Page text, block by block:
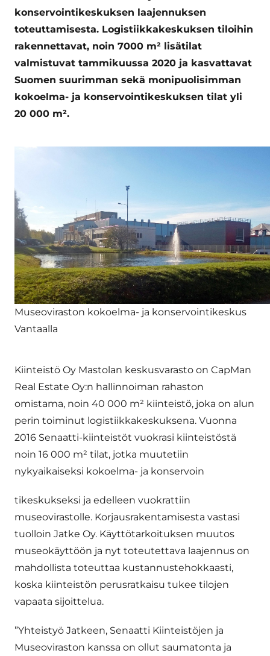
konservointikeskuksen laajennuksen
toteuttamisesta. Logistiikkakeskuksen tiloihin
rakennettavat, noin 7000 m² lisätilat
valmistuvat tammikuussa 2020 ja kasvattavat
Suomen suurimman sekä monipuolisimman
kokoelma- ja konservointikeskuksen tilat yli
20 000 m².
Museoviraston kokoelma- ja konservointikeskus
Vantaalla
Kiinteistö Oy Mastolan keskusvarasto on CapMan
Real Estate Oy:n hallinnoiman rahaston
omistama, noin 40 000 m² kiinteistö, joka on alun
perin toiminut logistiikkakeskuksena. Vuonna
2016 Senaatti-kiinteistöt vuokrasi kiinteistöstä
noin 16 000 m² tilat, jotka muutetiin
nykyaikaiseksi kokoelma- ja konservoin
tikeskukseksi ja edelleen vuokrattiin
museovirastolle. Korjausrakentamisesta vastasi
tuolloin Jatke Oy. Käyttötarkoituksen muutos
museokäyttöön ja nyt toteutettava laajennus on
mahdollista toteuttaa kustannustehokkaasti,
koska kiinteistön perusratkaisu tukee tilojen
vapaata sijoittelua.
”Yhteistyö Jatkeen, Senaatti Kiinteistöjen ja
Museoviraston kanssa on ollut saumatonta ja